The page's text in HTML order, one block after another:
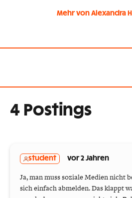
Mehr von Alexandra
4 Postings
student vor 2 Jahren
Ja, man muss soziale Medien nicht
sich einfach abmelden. Das klappt